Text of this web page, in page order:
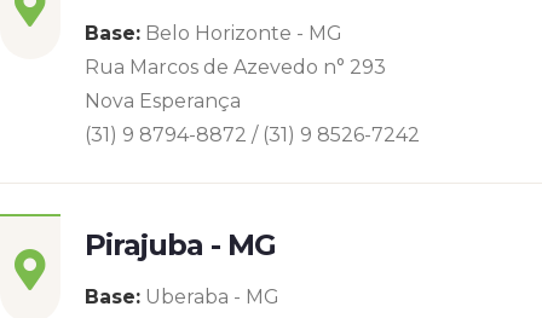
Base: Belo Horizonte - MG
Rua Marcos de Azevedo n° 293
Nova Esperança
(31) 9 8794-8872 / (31) 9 8526-7242
Pirajuba - MG
Base: Uberaba - MG